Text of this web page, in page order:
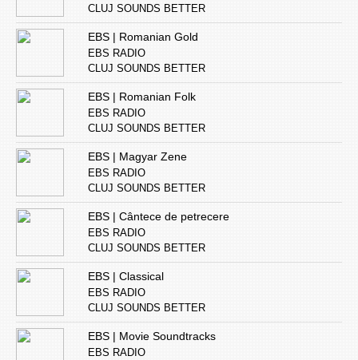
CLUJ SOUNDS BETTER
EBS | Romanian Gold
EBS RADIO
CLUJ SOUNDS BETTER
EBS | Romanian Folk
EBS RADIO
CLUJ SOUNDS BETTER
EBS | Magyar Zene
EBS RADIO
CLUJ SOUNDS BETTER
EBS | Cântece de petrecere
EBS RADIO
CLUJ SOUNDS BETTER
EBS | Classical
EBS RADIO
CLUJ SOUNDS BETTER
EBS | Movie Soundtracks
EBS RADIO